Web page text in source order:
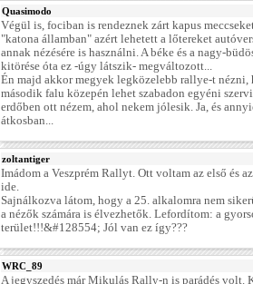
Quasimodo
Végül is, fociban is rendeznek zárt kapus
"katona államban" azért lehetett a lőtereket
annak nézésére is használni. A béke és a nagy-
kitörése óta ez -úgy látszik- megváltozott...
Én majd akkor megyek legközelebb rallye-t nézni,
második falu közepén lehet szabadon egyéni
erdőben ott nézem, ahol nekem jólesik. Ja, és
átkosban...
zoltantiger
Imádom a Veszprém Rallyt. Ott voltam az első és
ide.
Sajnálkozva látom, hogy a 25. alkalomra nem
a nézők számára is élvezhetők. Lefordítom: a
terület!!!&#128554; Jól van ez így???
WRC_89
A jegyszedés már Mikulás Rally-n is parádés